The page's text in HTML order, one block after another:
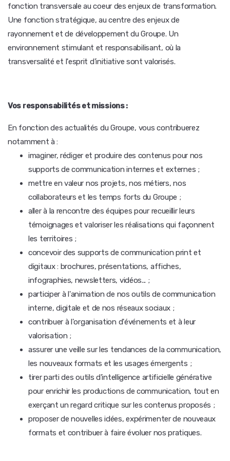
fonction transversale au coeur des enjeux de transformation.
Une fonction stratégique, au centre des enjeux de
rayonnement et de développement du Groupe. Un
environnement stimulant et responsabilisant, où la
transversalité et l'esprit d'initiative sont valorisés.
Vos responsabilités et missions:
En fonction des actualités du Groupe, vous contribuerez
notamment à :
imaginer, rédiger et produire des contenus pour nos
supports de communication internes et externes ;
mettre en valeur nos projets, nos métiers, nos
collaborateurs et les temps forts du Groupe ;
aller à la rencontre des équipes pour recueillir leurs
témoignages et valoriser les réalisations qui façonnent
les territoires ;
concevoir des supports de communication print et
digitaux : brochures, présentations, affiches,
infographies, newsletters, vidéos... ;
participer à l'animation de nos outils de communication
interne, digitale et de nos réseaux sociaux ;
contribuer à l'organisation d'événements et à leur
valorisation ;
assurer une veille sur les tendances de la communication,
les nouveaux formats et les usages émergents ;
tirer parti des outils d'intelligence artificielle générative
pour enrichir les productions de communication, tout en
exerçant un regard critique sur les contenus proposés ;
proposer de nouvelles idées, expérimenter de nouveaux
formats et contribuer à faire évoluer nos pratiques.